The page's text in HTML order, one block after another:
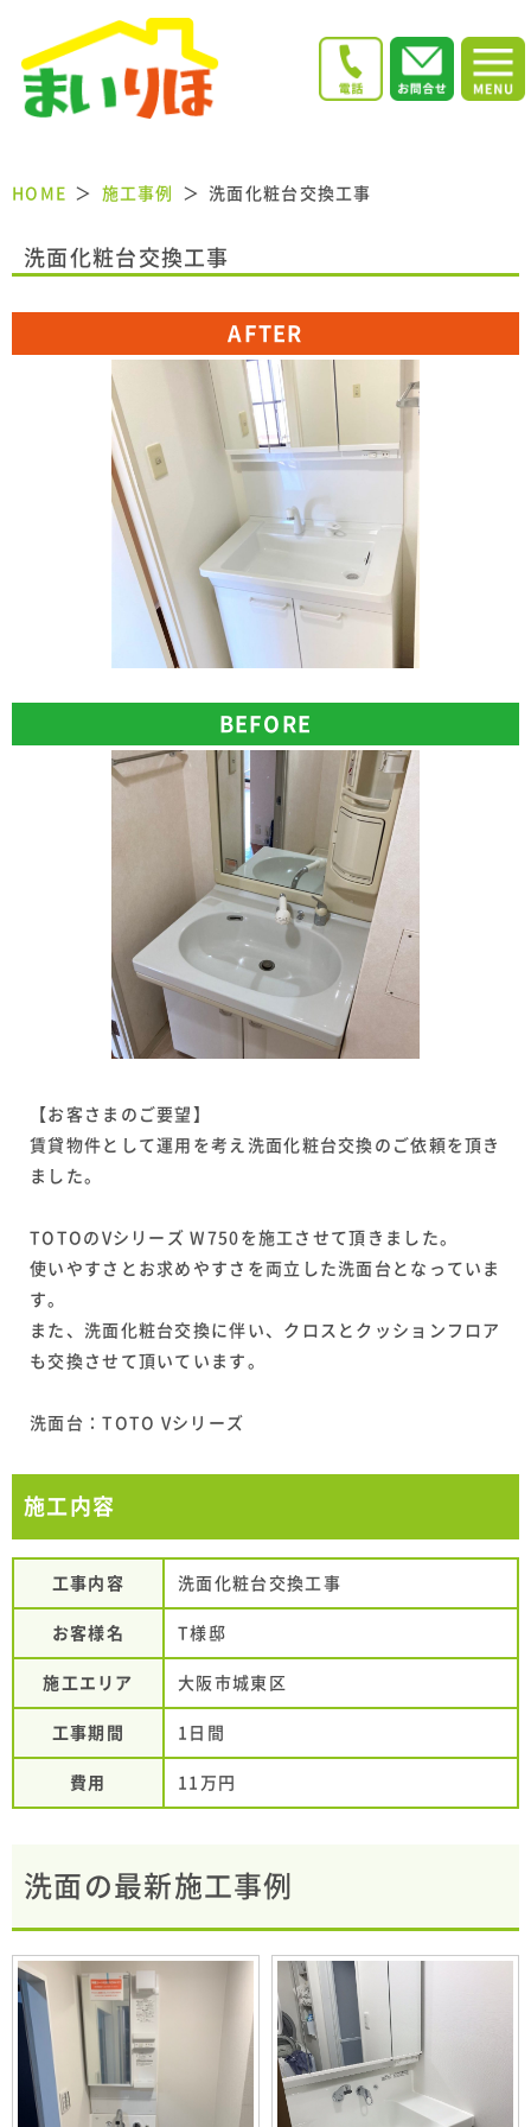
HOME 施工事例 洗面化粧台交換工事
洗面化粧台交換工事
AFTER
BEFORE
【お客さまのご要望】
賃貸物件として運用を考え洗面化粧台交換のご依頼を頂き
ました。
TOTOのVシリーズ W750を施工させて頂きました。
使いやすさとお求めやすさを両立した洗面台となっていま
す。
また、洗面化粧台交換に伴い、クロスとクッションフロア
も交換させて頂いています。
洗面台：TOTO Vシリーズ
施工内容
工事内容 洗面化粧台交換工事
お客様名 T様邸
施工エリア 大阪市城東区
工事期間 1日間
費用 11万円
洗面の最新施工事例